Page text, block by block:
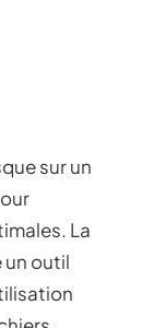
sur un
La
un outil